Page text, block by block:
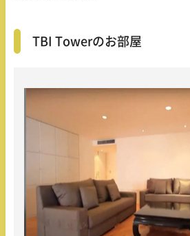
TBI Towerのお部屋